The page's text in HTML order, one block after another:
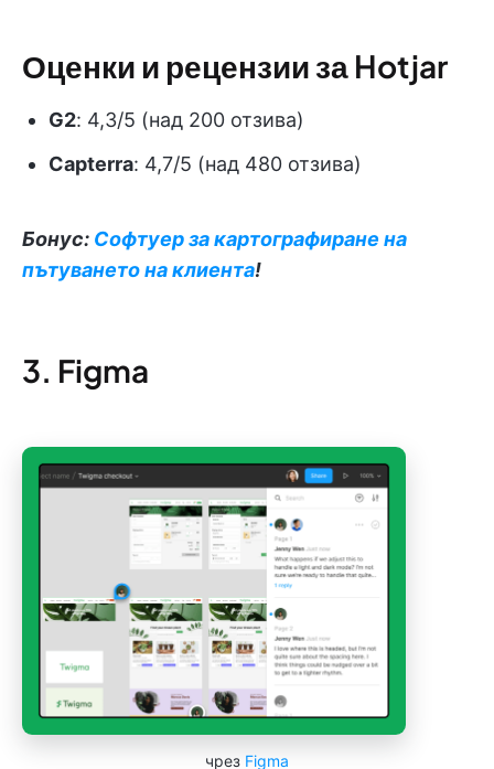
Оценки и рецензии за Hotjar
G2: 4,3/5 (над 200 отзива)
Capterra: 4,7/5 (над 480 отзива)
Бонус: Софтуер за картографиране на
пътуването на клиента!
3. Figma
чрез Figma